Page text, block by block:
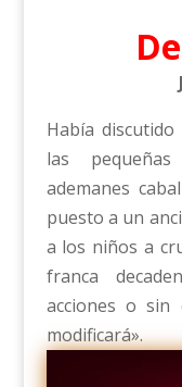
Había
las
ademanes
puesto a un
a los niños a
franca
acciones o sin
modificará».